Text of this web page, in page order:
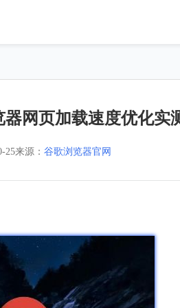
器网页加载速度优化实
25来源： 谷歌浏览器官网